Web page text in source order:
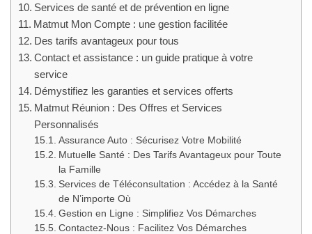
Services de santé et de prévention en ligne
Matmut Mon Compte : une gestion facilitée
Des tarifs avantageux pour tous
Contact et assistance : un guide pratique à votre
service
Démystifiez les garanties et services offerts
Matmut Réunion : Des Offres et Services
Personnalisés
Assurance Auto : Sécurisez Votre Mobilité
Mutuelle Santé : Des Tarifs Avantageux pour Toute
la Famille
Services de Téléconsultation : Accédez à la Santé
de N’importe Où
Gestion en Ligne : Simplifiez Vos Démarches
Contactez-Nous : Facilitez Vos Démarches